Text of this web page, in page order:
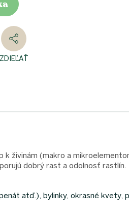
ZDIEĽAŤ
k živinám (makro a
dobrý rast a odolnosť
atď.), bylinky, okrasné kvety,